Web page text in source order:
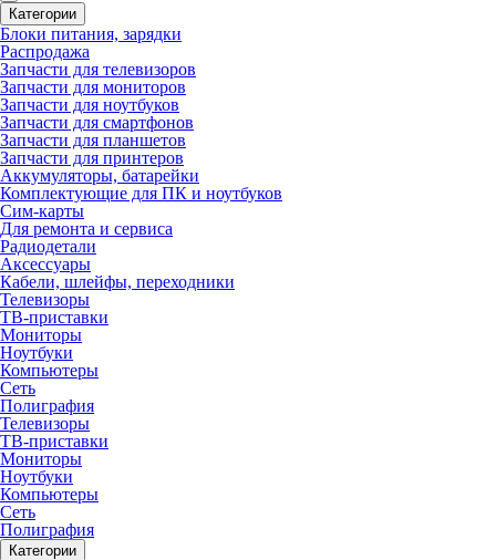
Категории
Блоки питания, зарядки
Распродажа
Запчасти для телевизоров
Запчасти для мониторов
Запчасти для ноутбуков
Запчасти для смартфонов
Запчасти для планшетов
Запчасти для принтеров
Аккумуляторы, батарейки
Комплектующие для ПК и ноутбуков
Сим-карты
Для ремонта и сервиса
Радиодетали
Аксессуары
Кабели, шлейфы, переходники
Телевизоры
ТВ-приставки
Мониторы
Ноутбуки
Компьютеры
Сеть
Полиграфия
Телевизоры
ТВ-приставки
Мониторы
Ноутбуки
Компьютеры
Сеть
Полиграфия
Категории